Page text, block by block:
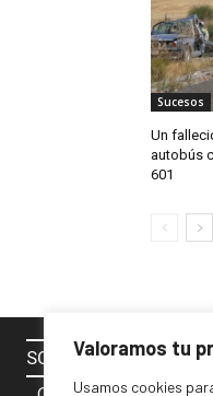
Valoramos tu
Usamos cookies
Sucesos
Un
autobús
601
SOBRE NOSOTROS